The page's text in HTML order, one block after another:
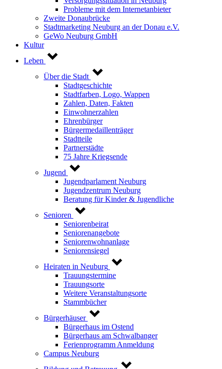
Probleme mit dem Internetanbieter
Zweite Donaubrücke
Stadtmarketing Neuburg an der Donau e.V.
GeWo Neuburg GmbH
Kultur
Leben
Über die Stadt
Stadtgeschichte
Stadtfarben, Logo, Wappen
Zahlen, Daten, Fakten
Einwohnerzahlen
Ehrenbürger
Bürgermedaillenträger
Stadtteile
Partnerstädte
75 Jahre Kriegsende
Jugend
Jugendparlament Neuburg
Jugendzentrum Neuburg
Beratung für Kinder & Jugendliche
Senioren
Seniorenbeirat
Seniorenangebote
Seniorenwohnanlage
Seniorensiegel
Heiraten in Neuburg
Trauungstermine
Trauungsorte
Weitere Veranstaltungsorte
Stammbücher
Bürgerhäuser
Bürgerhaus im Ostend
Bürgerhaus am Schwalbanger
Ferienprogramm Anmeldung
Campus Neuburg